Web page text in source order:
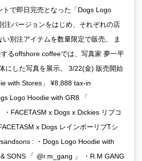
トで即日完売となった「Dogs Logo
注バージョンをはじめ、それぞれの店
別注アイテムを数量限定で販売。 ま
るoffshore coffeeでは、写真家 夢一平
にした写真を展示。 3/22(金) 販売開始
with Stores」 ¥8,888 tax-in
Logo Hoodie with GR8 「
・FACETASM x Dogs x Dickies リブコ
x Dogs レインボーリブTシ
: ・Dogs Logo Hoodie with
SONS 「 @r.m_gang 」 ・R.M GANG